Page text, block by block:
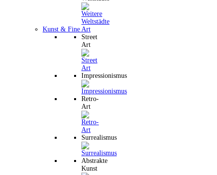
Kunst & Fine Art
Street
Art
Impressionismus
Retro-
Art
Surrealismus
Abstrakte
Kunst